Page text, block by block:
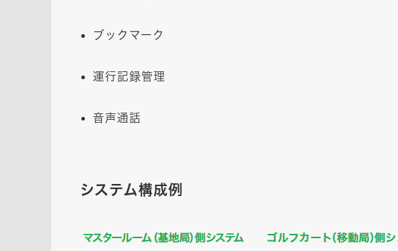
ブックマーク
運行記録管理
音声通話
システム構成例